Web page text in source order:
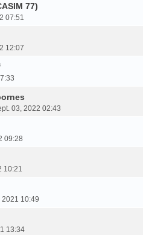
77)
07:51
12:07
03, 2022 02:43
09:28
10:21
2021 10:49
13:34